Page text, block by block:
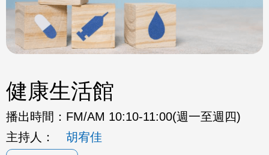
健康生活館
播出時間： FM/AM 10:10-11:00(週一至週四)
主持人：
胡宥佳